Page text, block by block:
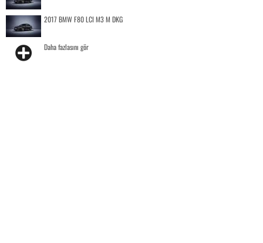
2017 BMW F80 LCI M3 M DKG
Daha fazlasını gör